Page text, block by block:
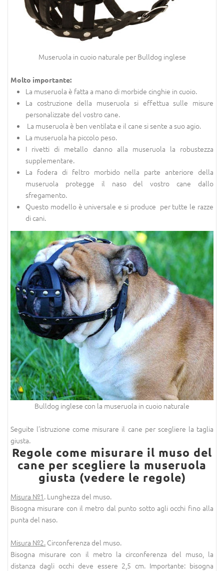
Museruola in cuoio naturale per Bulldog inglese
Molto importante:
La museruola è fatta a mano di morbide cinghie in cuoio.
La costruzione della museruola si effettua sulle misure
personalizzate del vostro cane.
La museruola è ben ventilata e il cane si sente a suo agio.
La museruola ha piccolo peso.
I rivetti di metallo danno alla museruola la robustezza
supplementare.
La fodera di feltro morbido nella parte anteriore della
museruola protegge il naso del vostro cane dallo
sfregamento.
Questo modello è universale e si produce per tutte le razze
di cani.
Bulldog inglese con la museruola in cuoio naturale
Seguite l’istruzione come misurare il cane per scegliere la taglia
giusta.
Regole come misurare il muso del
cane per scegliere la museruola
giusta (vedere le regole)
Misura №1 . Lunghezza del muso.
Bisogna misurare con il metro dal punto sotto agli occhi fino alla
punta del naso.
Misura №2. Circonferenza del muso.
Bisogna misurare con il metro la circonferenza del muso, la
distanza dagli occhi deve essere 2,5 cm. Importante: bisogna